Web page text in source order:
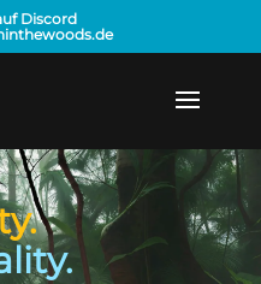
Discord